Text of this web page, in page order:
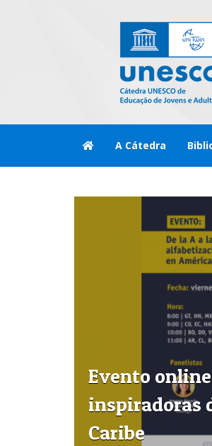
A Cátedra
Evento
inspiradoras
Caribe